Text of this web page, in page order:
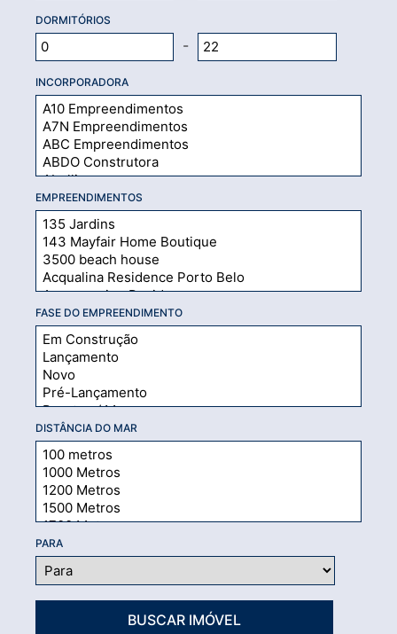
DORMITÓRIOS
-
INCORPORADORA
EMPREENDIMENTOS
FASE DO EMPREENDIMENTO
DISTÂNCIA DO MAR
PARA